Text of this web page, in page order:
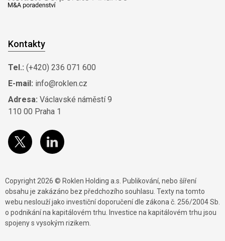
Kontakty
Tel.: (+420) 236 071 600
E-mail: info@roklen.cz
Adresa: Václavské náměstí 9
110 00 Praha 1
Copyright 2026 © Roklen Holding a.s. Publikování, nebo šíření
obsahu je zakázáno bez předchozího souhlasu. Texty na tomto
webu neslouží jako investiční doporučení dle zákona č. 256/2004 Sb.
o podnikání na kapitálovém trhu. Investice na kapitálovém trhu jsou
spojeny s vysokým rizikem.